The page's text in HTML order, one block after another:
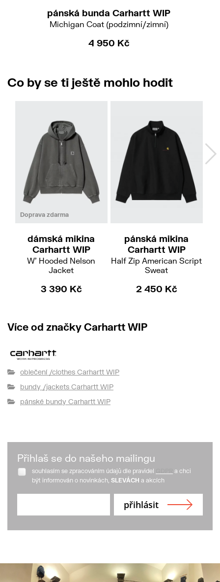
pánská bunda Carhartt WIP
Michigan Coat (podzimní/zimní)
4 950 Kč
Co by se ti ještě mohlo hodit
Doprava zdarma
XSM
dámská mikina
Carhartt WIP
W' Hooded Nelson
Jacket
3 390 Kč
pánská mikina
Carhartt WIP
Half Zip American Script
Sweat
2 450 Kč
Více od značky Carhartt WIP
oblečení /clothes Carhartt WIP
bundy /jackets Carhartt WIP
pánské bundy Carhartt WIP
Přihlaš se do našeho mailingu
souhlasím se zpracováním údajů dle pravidel
a chci
být informován o novinkách, SLEVÁCH a akcích